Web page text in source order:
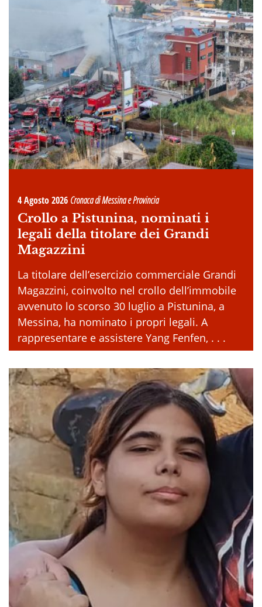
4 Agosto 2026 Cronaca di Messina e Provincia
Crollo a Pistunina, nominati i
legali della titolare dei Grandi
Magazzini
La titolare dell’esercizio commerciale Grandi
Magazzini, coinvolto nel crollo dell’immobile
avvenuto lo scorso 30 luglio a Pistunina, a
Messina, ha nominato i propri legali. A
rappresentare e assistere Yang Fenfen, . . .